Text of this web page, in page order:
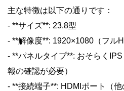
主な特徴は以下の通りです：
- **サイズ**: 23.8型
- **解像度**: 1920×1080（フル
- **パネルタイプ**: おそらく
報の確認が必要）
- **接続端子**: HDMIポート（